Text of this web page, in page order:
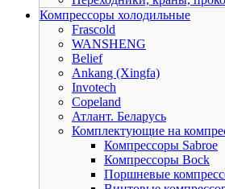
Компрессоры холодильные
Frascold
WANSHENG
Belief
Ankang (Xingfa)
Invotech
Copeland
Атлант. Беларусь
Комплектующие на
Компрессоры Sabroe
Компрессоры Bock
Поршневые